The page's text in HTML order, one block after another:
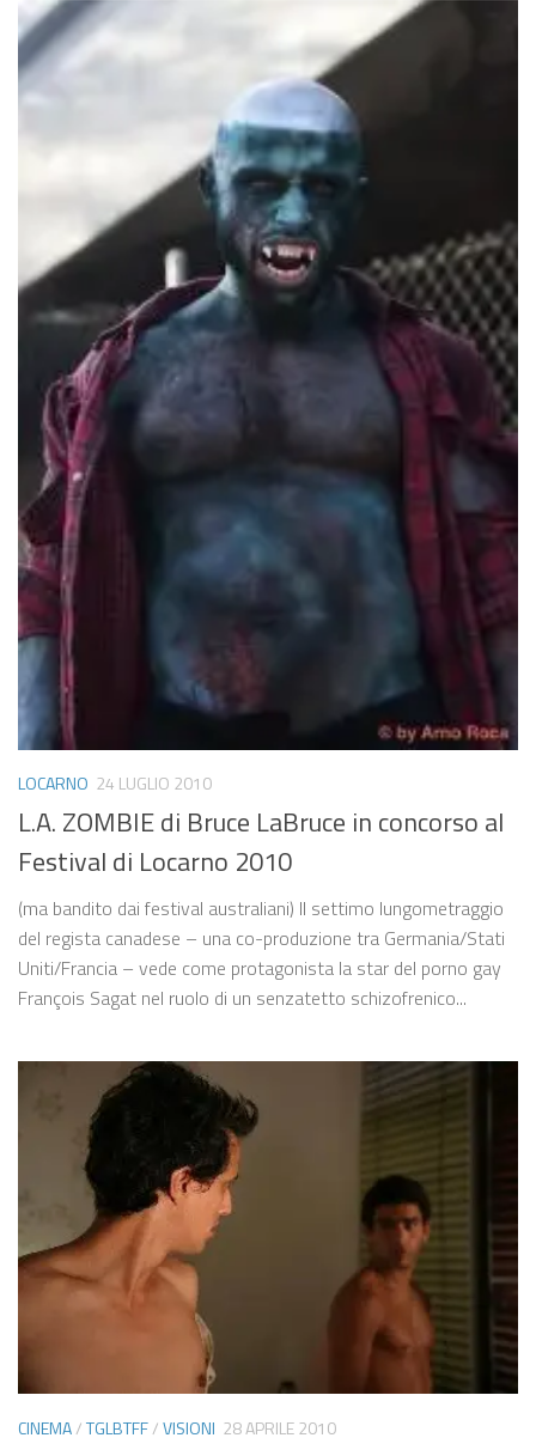
LOCARNO 24 LUGLIO 2010
L.A. ZOMBIE di Bruce LaBruce in concorso al
Festival di Locarno 2010
(ma bandito dai festival australiani) Il settimo lungometraggio
del regista canadese – una co-produzione tra Germania/Stati
Uniti/Francia – vede come protagonista la star del porno gay
François Sagat nel ruolo di un senzatetto schizofrenico...
CINEMA/TGLBTFF/VISIONI 28 APRILE 2010